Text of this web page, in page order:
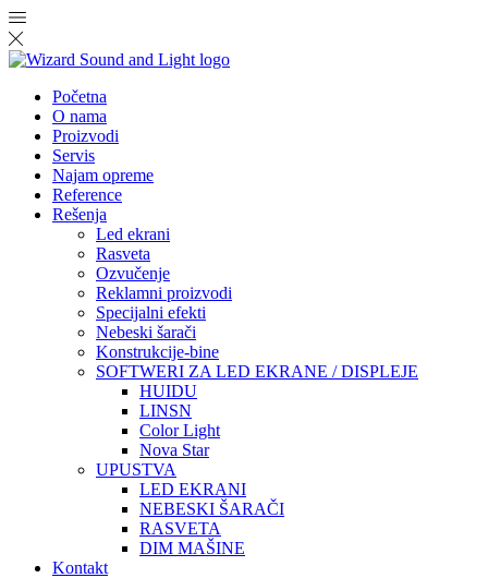
Početna
O nama
Proizvodi
Servis
Najam opreme
Reference
Rešenja
Led ekrani
Rasveta
Ozvučenje
Reklamni proizvodi
Specijalni efekti
Nebeski šarači
Konstrukcije-bine
SOFTWERI ZA LED EKRANE / DISPLEJE
HUIDU
LINSN
Color Light
Nova Star
UPUSTVA
LED EKRANI
NEBESKI ŠARAČI
RASVETA
DIM MAŠINE
Kontakt